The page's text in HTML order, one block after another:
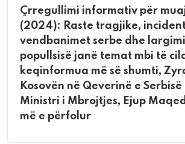
Çrregullimi informativ për
(2024): Raste tragjike,
vendbanimet serbe dhe
popullsisë janë temat mbi të
keqinformua më së shumti,
Kosovën në Qeverinë e
Ministri i Mbrojtjes, Ejup
më e përfolur